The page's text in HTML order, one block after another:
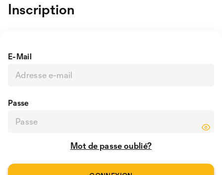
Inscription
E-Mail
Passe
Mot de passe oublié?